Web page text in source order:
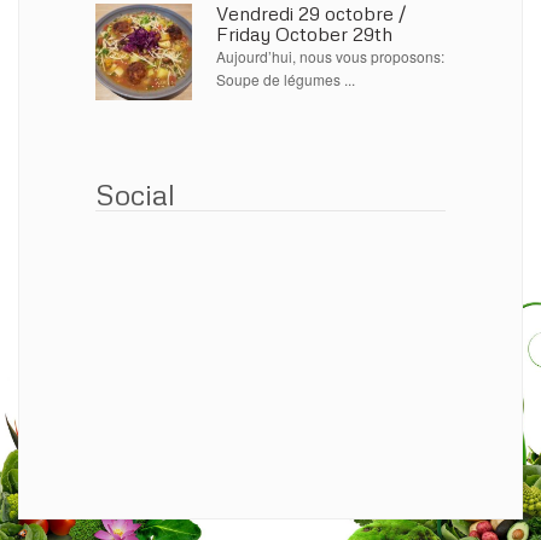
Vendredi 29 octobre /
Friday October 29th
Aujourd’hui, nous vous proposons:
Soupe de légumes ...
Social